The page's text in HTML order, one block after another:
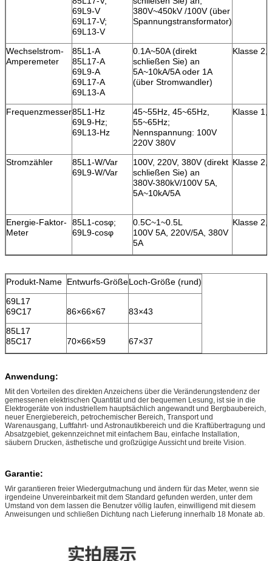
69L9-V
69L17-V;
69L13-V
380V~450kV /100V (über
Spannungstransformator)
Wechselstrom-
Amperemeter
85L1-A
85L17-A
69L9-A
69L17-A
69L13-A
0.1A~50A (direkt
schließen Sie) an
5A~10kA/5A oder 1A
(über Stromwandler)
Klasse 2,5
Frequenzmesser85L1-Hz
69L9-Hz;
69L13-Hz
45~55Hz, 45~65Hz,
55~65Hz;
Nennspannung: 100V
220V 380V
Klasse 1,0
Stromzähler
85L1-W/Var
69L9-W/Var
100V, 220V, 380V (direkt
schließen Sie) an
380V-380kV/100V 5A,
5A~10kA/5A
Klasse 2,5
Energie-Faktor-
Meter
85L1-cosφ;
69L9-cosφ
0.5C~1~0.5L
100V 5A, 220V/5A, 380V
5A
Klasse 2,5
Produkt-Name Entwurfs-GrößeLoch-Größe (rund)
69L17
69C17
86×66×67
83×43
85L17
85C17
70×66×59 67×37
Anwendung:
Mit den Vorteilen des direkten Anzeichens über die Veränderungstendenz der
gemessenen elektrischen Quantität und der bequemen Lesung, ist sie in die
Elektrogeräte von industriellem hauptsächlich angewandt und Bergbaubereich,
neuer Energiebereich, petrochemischer Bereich, Transport und
Warenausgang, Luftfahrt- und Astronautikbereich und die Kraftübertragung und
Absatzgebiet, gekennzeichnet mit einfachem Bau, einfache Installation,
säubern Drucken, ästhetische und großzügige Aussicht und breite Vision.
Garantie:
Wir garantieren freier Wiedergutmachung und ändern für das Meter, wenn sie
irgendeine Unvereinbarkeit mit dem Standard gefunden werden, unter dem
Umstand von dem lassen die Benutzer völlig laufen, einwilligend mit diesem
Anweisungen und schließen Dichtung nach Lieferung innerhalb 18 Monate ab.